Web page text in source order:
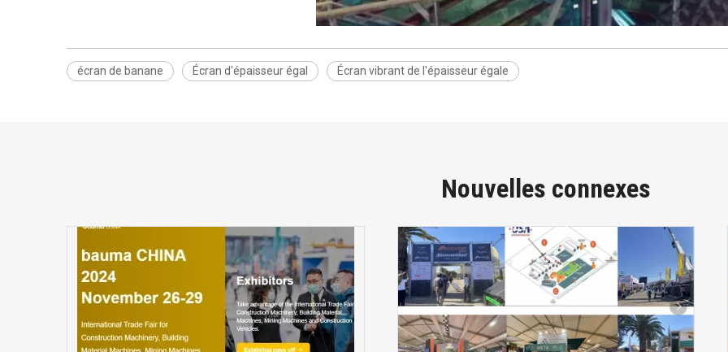
écran de banane Écran d'épaisseur égal Écran vibrant de l'épaisseur égale
Nouvelles connexes